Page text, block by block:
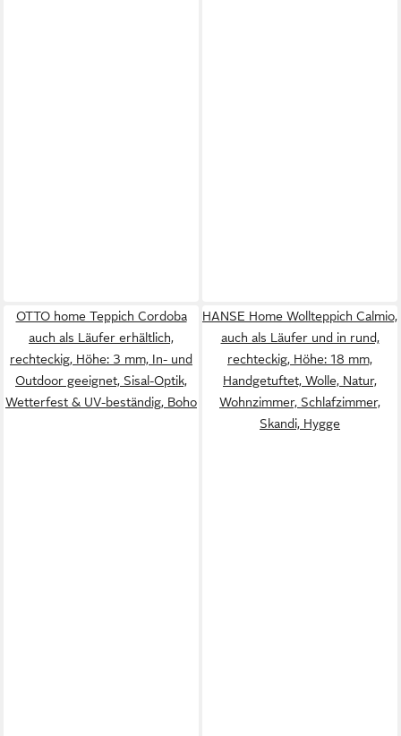
OTTO home Teppich Cordoba
auch als Läufer erhältlich,
rechteckig, Höhe: 3 mm, In- und
Outdoor geeignet, Sisal-Optik,
Wetterfest & UV-beständig, Boho
HANSE Home Wollteppich Calmio,
auch als Läufer und in rund,
rechteckig, Höhe: 18 mm,
Handgetuftet, Wolle, Natur,
Wohnzimmer, Schlafzimmer,
Skandi, Hygge